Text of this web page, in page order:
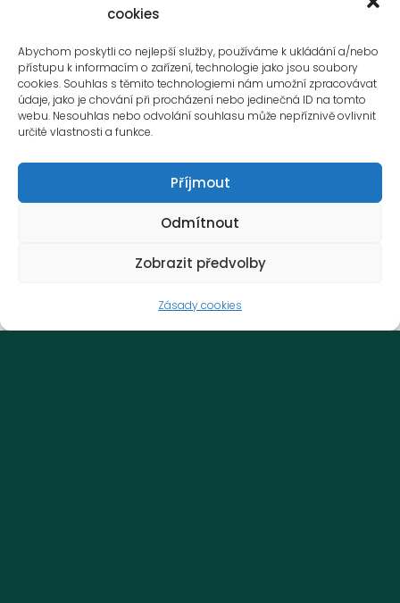
cookies
Abychom poskytli co nejlepší služby, používáme k ukládání a/nebo
přístupu k informacím o zařízení, technologie jako jsou soubory
cookies. Souhlas s těmito technologiemi nám umožní zpracovávat
údaje, jako je chování při procházení nebo jedinečná ID na tomto
webu. Nesouhlas nebo odvolání souhlasu může nepříznivě ovlivnit
určité vlastnosti a funkce.
Příjmout
Odmítnout
Zobrazit předvolby
Zásady cookies